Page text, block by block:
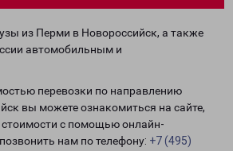
из Перми в Новороссийск, а также
автомобильным и
перевозки по направлению
вы можете ознакомиться на сайте,
стоимости с помощью онлайн-
нам по телефону: +7 (495)